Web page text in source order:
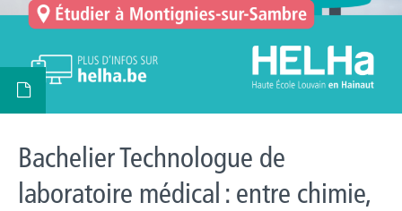
Bachelier Technologue de
laboratoire médical : entre chimie,